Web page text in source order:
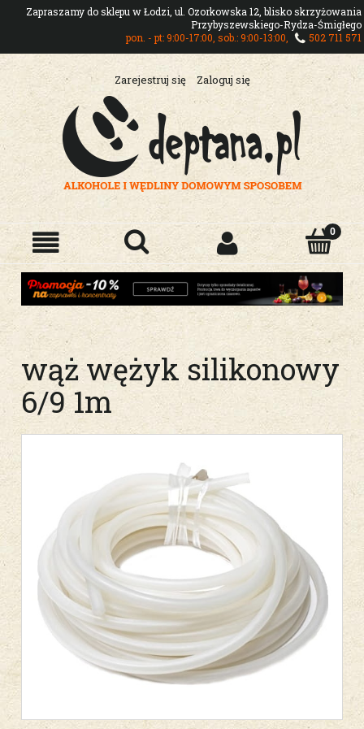
Zapraszamy do sklepu w Łodzi, ul. Ozorkowska 12, blisko skrzyżowania
Przybyszewskiego-Rydza-Śmigłego
pon. - pt: 9:00-17:00, sob.: 9:00-13:00,
502 711 571
Zarejestruj się Zaloguj się
wąż wężyk silikonowy
6/9 1m